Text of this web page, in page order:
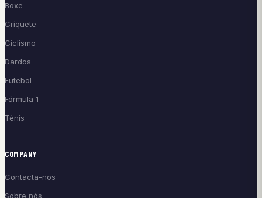
Boxe
Críquete
Ciclismo
Dardos
Futebol
Fórmula 1
Ténis
COMPANY
Contacta-nos
Sobre nós